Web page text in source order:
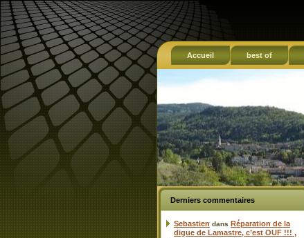
Accueil best of
Derniers commentaires
Sebastien dans Réparation de la
digue de Lamastre, c’est OUF !!! ,